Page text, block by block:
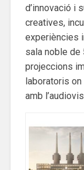
d’innovació i
creatives,
experiències
sala noble de
projeccions
laboratoris
amb